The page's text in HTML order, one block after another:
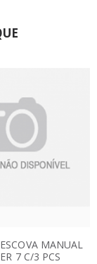
MANUAL
7 C/3 PCS